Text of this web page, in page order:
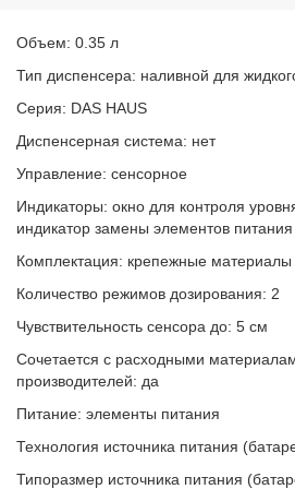
Объем: 0.35 л
Тип диспенсера: наливной для
Серия: DAS HAUS
Диспенсерная система: нет
Управление: сенсорное
Индикаторы: окно для контроля
индикатор замены элементов питания
Комплектация: крепежные материалы
Количество режимов дозирования: 2
Чувствительность сенсора до: 5 см
Сочетается с расходными
производителей: да
Питание: элементы питания
Технология источника питания
Типоразмер источника питания